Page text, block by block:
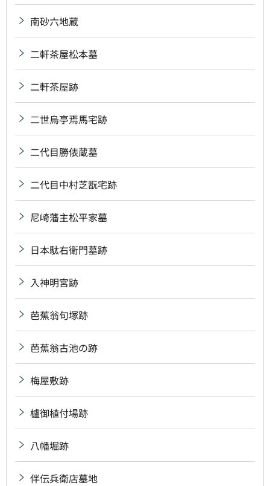
南砂六地蔵
二軒茶屋松本墓
二軒茶屋跡
二世烏亭焉馬宅跡
二代目勝俵蔵墓
二代目中村芝翫宅跡
尼崎藩主松平家墓
日本駄右衛門墓跡
入神明宮跡
芭蕉翁句塚跡
芭蕉翁古池の跡
梅屋敷跡
櫨御植付場跡
八幡堀跡
伴伝兵衛店墓地